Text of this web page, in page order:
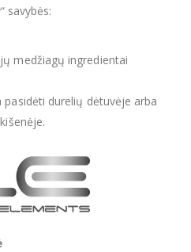
“ savybės:
medžiagų ingredientai
durelių dėtuvėje arba